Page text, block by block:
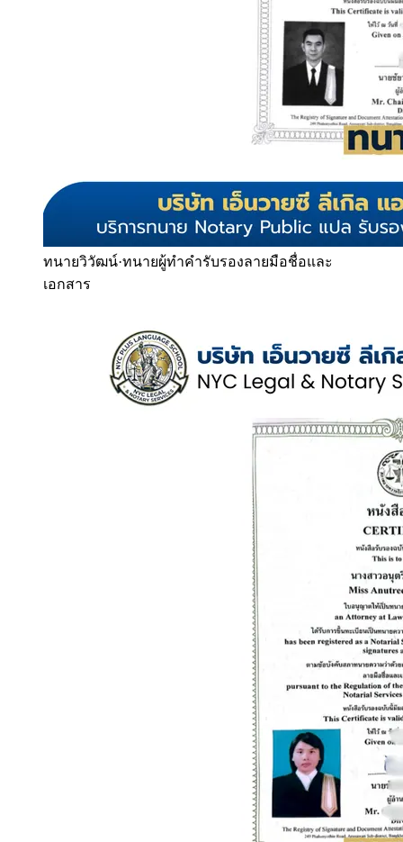
ทนายวิวัฒน์·ทนายผู้ทำคำรับรองลายมือชื่อและ
เอกสาร